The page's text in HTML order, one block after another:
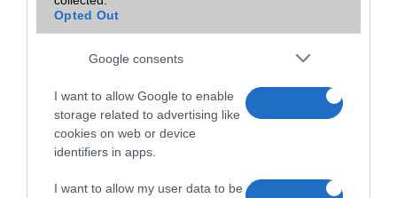
Opted Out
Google consents
I want to allow Google to enable
storage related to advertising like
cookies on web or device
identifiers in apps.
I want to allow my user data to be
A tíz legjobb okostelefon 5 col alatt
Sokan nem rajonganak az évek óta egyre inkább növekvõ kijelzõkért
és szeretnének 5 col alatt maradni, hogy még egyszerûen kezelhetõ
legyen egy kézzel a mobil és akár a zsebbe is gond nélkül beférjen.
2017.03.28